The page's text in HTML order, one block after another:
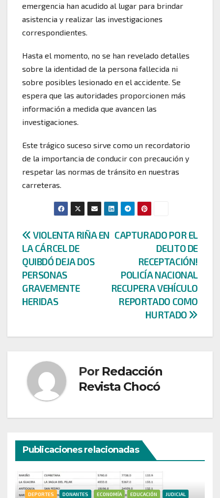
emergencia han acudido al lugar para brindar
asistencia y realizar las investigaciones
correspondientes.
Hasta el momento, no se han revelado detalles
sobre la identidad de la persona fallecida ni
sobre posibles lesionado en el accidente. Se
espera que las autoridades proporcionen más
información a medida que avancen las
investigaciones.
Este trágico suceso sirve como un recordatorio
de la importancia de conducir con precaución y
respetar las normas de tránsito en nuestras
carreteras.
Navegación
de
entradas
CAPTURADO POR EL
DELITO DE
RECEPTACIÓN!
POLICÍA NACIONAL
RECUPERA VEHÍCULO
REPORTADO COMO
HURTADO
VIOLENTA RIÑA EN
LA CÁRCEL DE
QUIBDÓ DEJA DOS
PERSONAS
GRAVEMENTE
HERIDAS
Por Redacción
Revista Chocó
Publicaciones relacionadas
DEPORTES DONANTES ECONOMÍA EDUCACIÓN JUDICIAL